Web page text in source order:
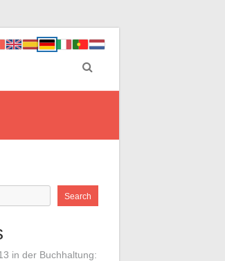
Search
in der Buchhaltung: